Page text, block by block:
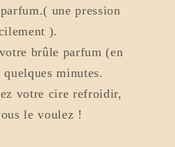
une pression
).
brûle parfum (en
minutes.
votre cire refroidir,
le voulez !